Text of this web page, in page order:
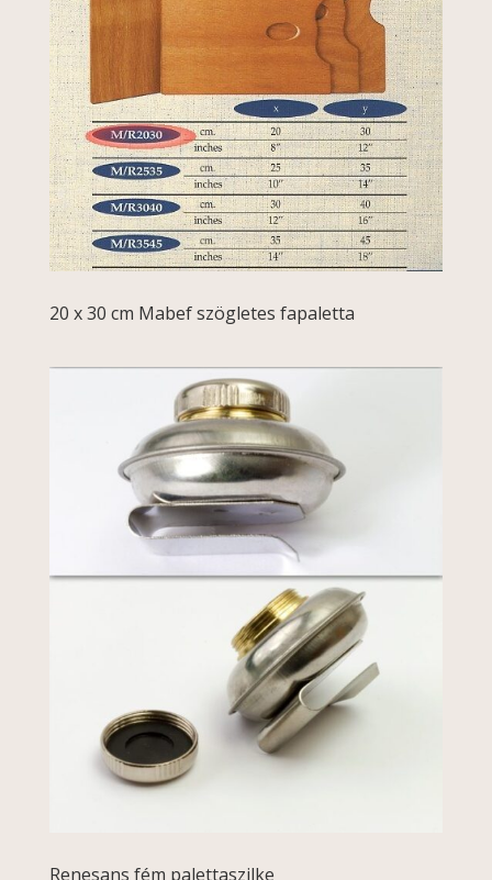
20 x 30 cm Mabef szögletes fapaletta
Renesans fém palettaszilke